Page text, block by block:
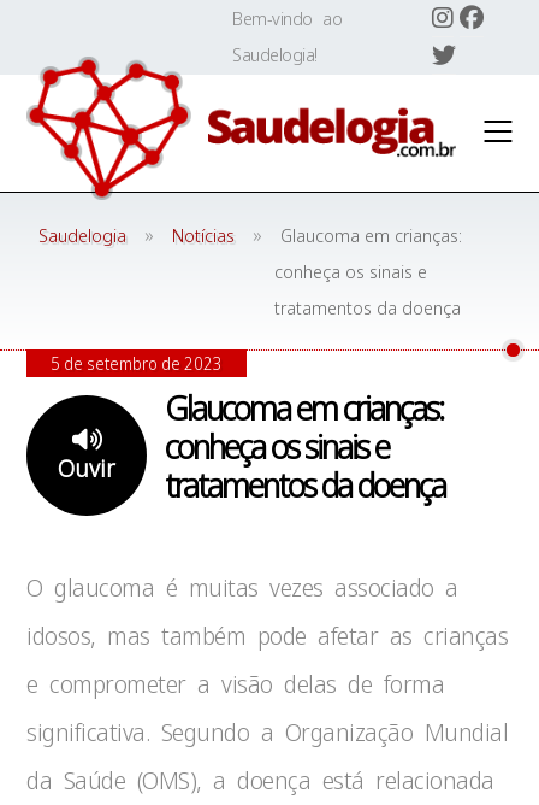
content
Bem-vindo ao
Saudelogia!
Saudelogia » Notícias »
Glaucoma em crianças:
conheça os sinais e
tratamentos da doença
Glaucoma em crianças:
conheça os sinais e
tratamentos da doença
Ouvir
5 de setembro de 2023
O glaucoma é muitas vezes associado a
idosos, mas também pode afetar as crianças
e comprometer a visão delas de forma
significativa. Segundo a Organização Mundial
da Saúde (OMS), a doença está relacionada